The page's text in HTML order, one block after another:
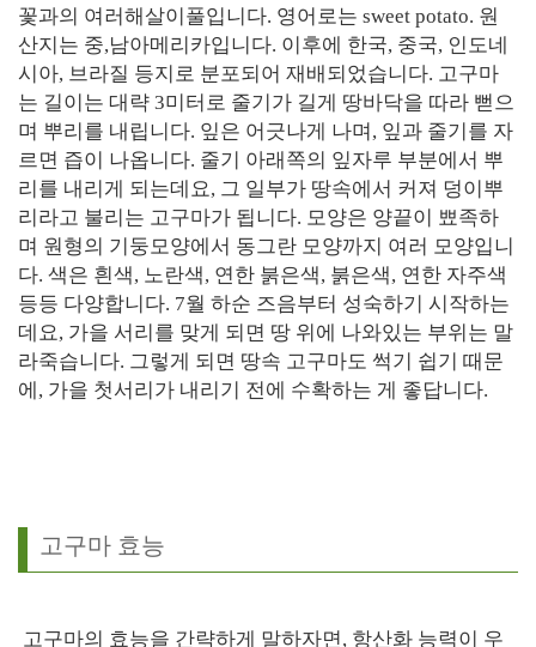
꽃과의 여러해살이풀입니다. 영어로는 sweet potato. 원
산지는 중,남아메리카입니다. 이후에 한국, 중국, 인도네
시아, 브라질 등지로 분포되어 재배되었습니다. 고구마
는 길이는 대략 3미터로 줄기가 길게 땅바닥을 따라 뻗으
며 뿌리를 내립니다. 잎은 어긋나게 나며, 잎과 줄기를 자
르면 즙이 나옵니다. 줄기 아래쪽의 잎자루 부분에서 뿌
리를 내리게 되는데요, 그 일부가 땅속에서 커져 덩이뿌
리라고 불리는 고구마가 됩니다. 모양은 양끝이 뾰족하
며 원형의 기둥모양에서 동그란 모양까지 여러 모양입니
다. 색은 흰색, 노란색, 연한 붉은색, 붉은색, 연한 자주색
등등 다양합니다. 7월 하순 즈음부터 성숙하기 시작하는
데요, 가을 서리를 맞게 되면 땅 위에 나와있는 부위는 말
라죽습니다. 그렇게 되면 땅속 고구마도 썩기 쉽기 때문
에, 가을 첫서리가 내리기 전에 수확하는 게 좋답니다.
고구마 효능
고구마의 효능을 간략하게 말하자면, 항산화 능력이 우